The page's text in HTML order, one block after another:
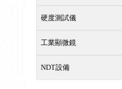
硬度測試儀
工業顯微鏡
NDT設備